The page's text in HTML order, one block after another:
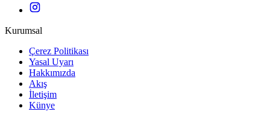
Kurumsal
Çerez Politikası
Yasal Uyarı
Hakkımızda
Akış
İletişim
Künye